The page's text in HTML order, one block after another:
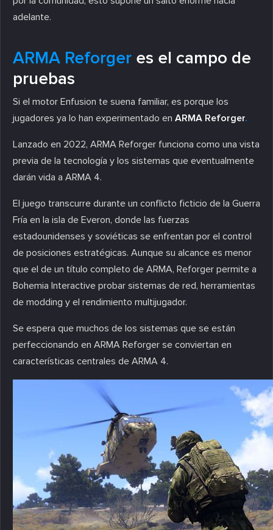
adelante.
ARMA Reforger es el campo de
pruebas
Si el motor Enfusion te suena familiar, es porque los
jugadores ya lo han experimentado en ARMA Reforger.
Lanzado en 2022, ARMA Reforger funciona como una vista
previa de la tecnología y los sistemas que eventualmente
darán vida a ARMA 4.
El juego transcurre durante un conflicto ficticio de la Guerra
Fría en la isla de Everon, donde las fuerzas
estadounidenses y soviéticas se enfrentan por el control
de posiciones estratégicas. Aunque su alcance es menor
que el de un título completo de ARMA, Reforger permite a
Bohemia Interactive probar sistemas de red, herramientas
de modding y el rendimiento multijugador.
Se espera que muchos de los sistemas que se están
perfeccionando en ARMA Reforger se conviertan en
características centrales de ARMA 4.